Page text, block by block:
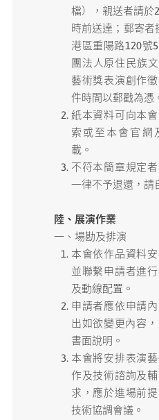
檔），親送者請於
時前送達；郵寄者
港區重陽路120號
團法人原住民族
藝術獎表演創作
件時間以郵戳為憑
紙本資料可向本
索或至本會官網
載。
不符本簡章規定
一律不予退還，請
陸、展演作業
一、場勘及排演
本會依作品資料
並聯繫申請者進
及動線配置。
申請者應依申請
出如欲變更內容
書面說明。
本會將安排表演
作及技術諮詢及
求，應於進場前
技術協調會議。